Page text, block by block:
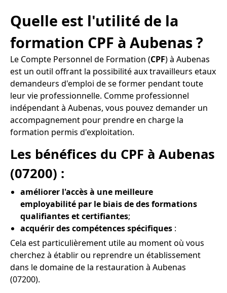
Quelle est l'utilité de la
formation CPF à Aubenas ?
Le Compte Personnel de Formation (CPF) à Aubenas
est un outil offrant la possibilité aux travailleurs etaux
demandeurs d'emploi de se former pendant toute
leur vie professionnelle. Comme professionnel
indépendant à Aubenas, vous pouvez demander un
accompagnement pour prendre en charge la
formation permis d'exploitation.
Les bénéfices du CPF à Aubenas
(07200) :
améliorer l'accès à une meilleure
employabilité par le biais de des formations
qualifiantes et certifiantes;
acquérir des compétences spécifiques :
Cela est particulièrement utile au moment où vous
cherchez à établir ou reprendre un établissement
dans le domaine de la restauration à Aubenas
(07200).